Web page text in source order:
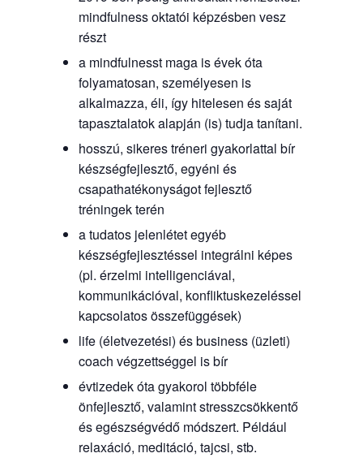
mindfulness oktatói képzésben vesz
részt
a mindfulnesst maga is évek óta
folyamatosan, személyesen is
alkalmazza, éli, így hitelesen és saját
tapasztalatok alapján (is) tudja tanítani.
hosszú, sikeres tréneri gyakorlattal bír
készségfejlesztő, egyéni és
csapathatékonyságot fejlesztő
tréningek terén
a tudatos jelenlétet egyéb
készségfejlesztéssel integrálni képes
(pl. érzelmi intelligenciával,
kommunikációval, konfliktuskezeléssel
kapcsolatos összefüggések)
life (életvezetési) és business (üzleti)
coach végzettséggel is bír
évtizedek óta gyakorol többféle
önfejlesztő, valamint stresszcsökkentő
és egészségvédő módszert. Például
relaxáció, meditáció, tajcsi, stb.